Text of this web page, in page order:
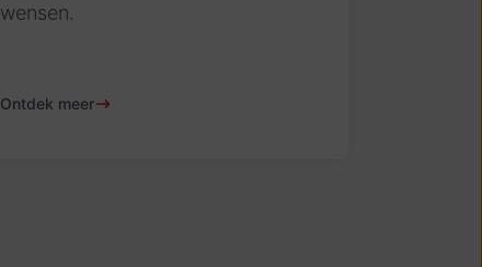
wensen.
Ontdek meer